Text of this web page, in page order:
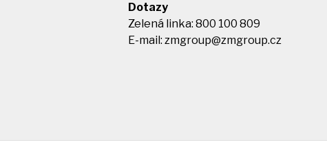
Dotazy
Zelená linka: 800 100 809
E-mail:zmgroup@zmgroup.cz